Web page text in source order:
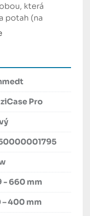
která
potah (na
lepidla) a
přilisování celé
Rohy
po zahnutí
rohových
prstů.
jiných systémů
rohů: 219 –
rohů: 229 –
Pro
- 660 mm
– 400 mm